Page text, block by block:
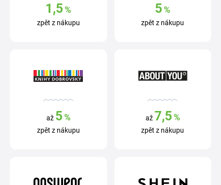
1,5 %
zpět z nákupu
5 %
zpět z nákupu
až 5%
zpět z nákupu
až 7,5%
zpět z nákupu